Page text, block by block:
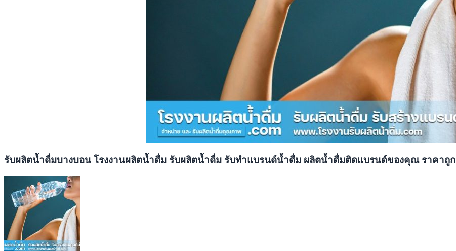
รับผลิตน้ำดื่มบางบอน โรงงานผลิตน้ำดื่ม รับผลิตน้ำดื่ม รับทำแบรนด์น้ำดื่ม ผลิตน้ำดื่มติดแบรนด์ของคุณ ราคาถูก